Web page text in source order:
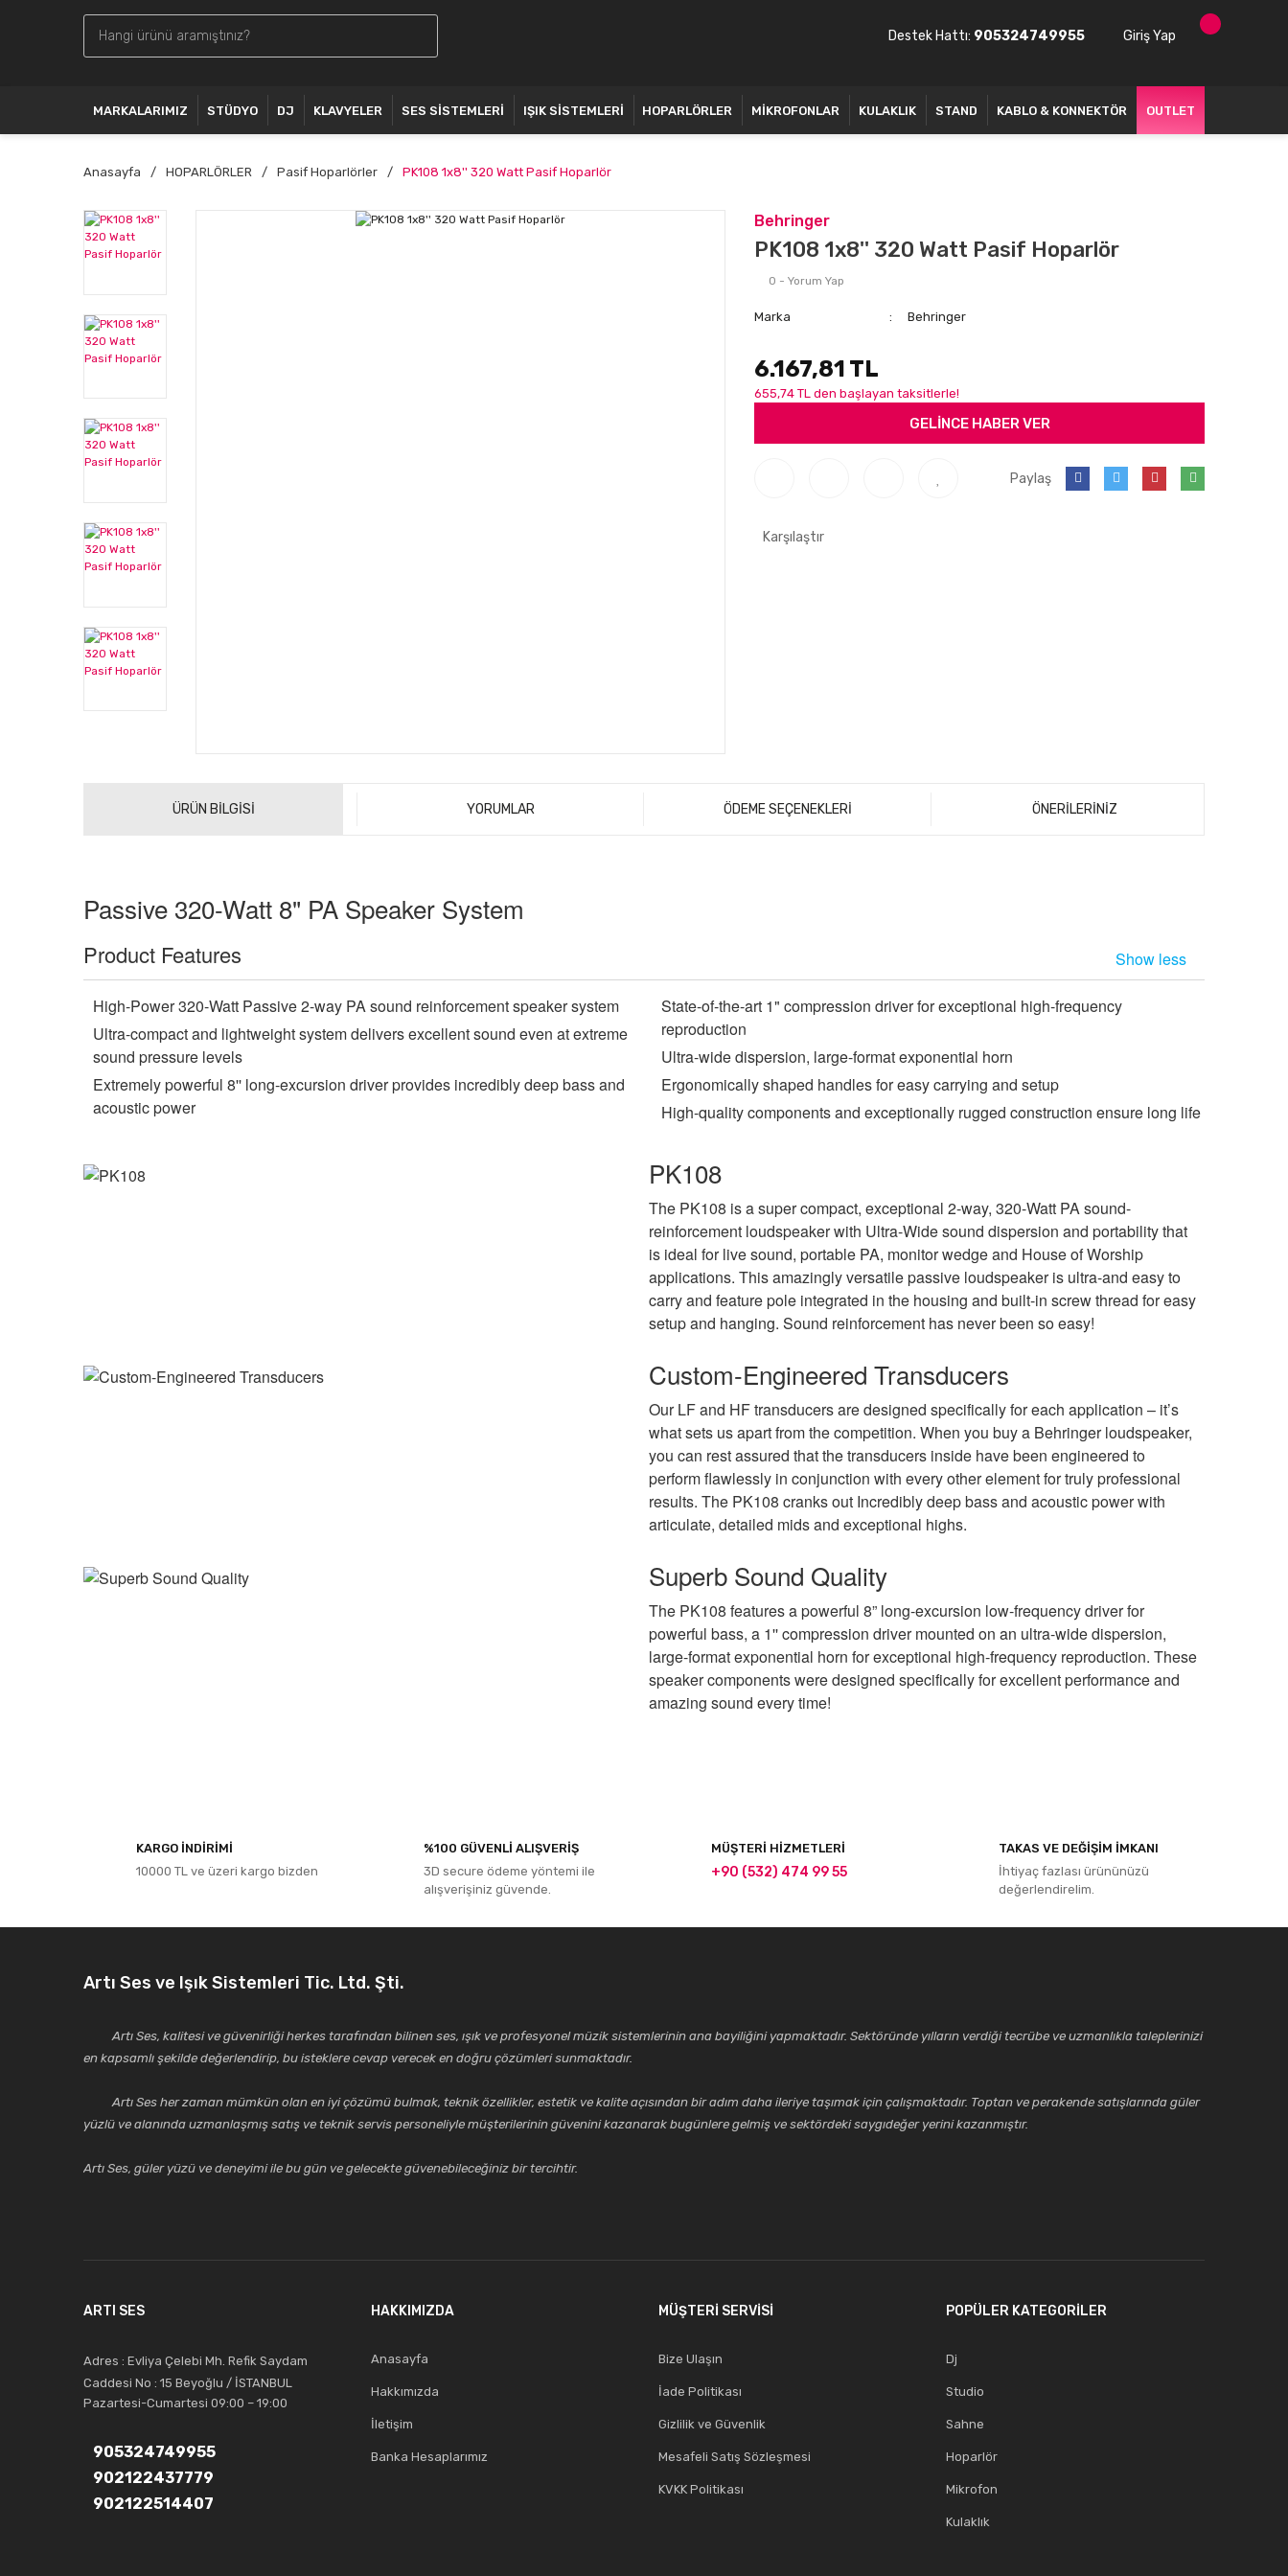
Destek Hattı: 905324749955 Giriş Yap
MARKALARIMIZ STÜDYO DJ KLAVYELER SES SİSTEMLERİ IŞIK SİSTEMLERİ HOPARLÖRLER MİKROFONLAR KULAKLIK STAND KABLO & KONNEKTÖR OUTLET
Anasayfa HOPARLÖRLER Pasif Hoparlörler PK108 1x8'' 320 Watt Pasif Hoparlör
Behringer
PK108 1x8'' 320 Watt Pasif Hoparlör
0 - Yorum Yap
Marka Behringer
6.167,81 TL
655,74 TL den başlayan taksitlerle!
GELİNCE HABER VER
Paylaş
Karşılaştır
ÜRÜN BİLGİSİ YORUMLAR ÖDEME SEÇENEKLERİ ÖNERİLERİNİZ
Passive 320-Watt 8" PA Speaker System
Product Features Show less
High-Power 320-Watt Passive 2-way PA sound reinforcement speaker system
Ultra-compact and lightweight system delivers excellent sound even at extreme
sound pressure levels
Extremely powerful 8'' long-excursion driver provides incredibly deep bass and
acoustic power
State-of-the-art 1" compression driver for exceptional high-frequency
reproduction
Ultra-wide dispersion, large-format exponential horn
Ergonomically shaped handles for easy carrying and setup
High-quality components and exceptionally rugged construction ensure long life
PK108
The PK108 is a super compact, exceptional 2-way, 320-Watt PA sound-
reinforcement loudspeaker with Ultra-Wide sound dispersion and portability that
is ideal for live sound, portable PA, monitor wedge and House of Worship
applications. This amazingly versatile passive loudspeaker is ultra-and easy to
carry and feature pole integrated in the housing and built-in screw thread for easy
setup and hanging. Sound reinforcement has never been so easy!
Custom-Engineered Transducers
Our LF and HF transducers are designed specifically for each application – it’s
what sets us apart from the competition. When you buy a Behringer loudspeaker,
you can rest assured that the transducers inside have been engineered to
perform flawlessly in conjunction with every other element for truly professional
results. The PK108 cranks out Incredibly deep bass and acoustic power with
articulate, detailed mids and exceptional highs.
Superb Sound Quality
The PK108 features a powerful 8” long-excursion low-frequency driver for
powerful bass, a 1'' compression driver mounted on an ultra-wide dispersion,
large-format exponential horn for exceptional high-frequency reproduction. These
speaker components were designed specifically for excellent performance and
amazing sound every time!
Bu ürüne ilk yorumu siz yapın!
Bu ürüne benzer farklı alternatifler olmalı.
Gönder
KARGO İNDİRİMİ
10000 TL ve üzeri kargo bizden
%100 GÜVENLİ ALIŞVERİŞ
3D secure ödeme yöntemi ile
alışverişiniz güvende.
MÜŞTERİ HİZMETLERİ
+90 (532) 474 99 55
TAKAS VE DEĞİŞİM İMKANI
İhtiyaç fazlası ürününüzü
değerlendirelim.
Artı Ses ve Işık Sistemleri Tic. Ltd. Şti.
Artı Ses, kalitesi ve güvenirliği herkes tarafından bilinen ses, ışık ve profesyonel müzik sistemlerinin ana bayiliğini yapmaktadır. Sektöründe yılların verdiği tecrübe ve uzmanlıkla taleplerinizi
en kapsamlı şekilde değerlendirip, bu isteklere cevap verecek en doğru çözümleri sunmaktadır.
Artı Ses her zaman mümkün olan en iyi çözümü bulmak, teknik özellikler, estetik ve kalite açısından bir adım daha ileriye taşımak için çalışmaktadır. Toptan ve perakende satışlarında güler
yüzlü ve alanında uzmanlaşmış satış ve teknik servis personeliyle müşterilerinin güvenini kazanarak bugünlere gelmiş ve sektördeki saygıdeğer yerini kazanmıştır.
Artı Ses, güler yüzü ve deneyimi ile bu gün ve gelecekte güvenebileceğiniz bir tercihtir.
ARTI SES
Adres : Evliya Çelebi Mh. Refik Saydam
Caddesi No : 15 Beyoğlu / İSTANBUL
Pazartesi-Cumartesi 09:00 – 19:00
905324749955
902122437779
902122514407
HAKKIMIZDA
Anasayfa
Hakkımızda
İletişim
Banka Hesaplarımız
MÜŞTERİ SERVİSİ
Bize Ulaşın
İade Politikası
Gizlilik ve Güvenlik
Mesafeli Satış Sözleşmesi
KVKK Politikası
POPÜLER KATEGORİLER
Dj
Studio
Sahne
Hoparlör
Mikrofon
Kulaklık